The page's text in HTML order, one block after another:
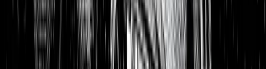
Einloggen
Home